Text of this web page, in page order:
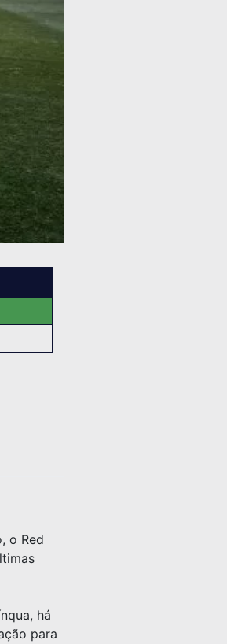
o Red
há
para